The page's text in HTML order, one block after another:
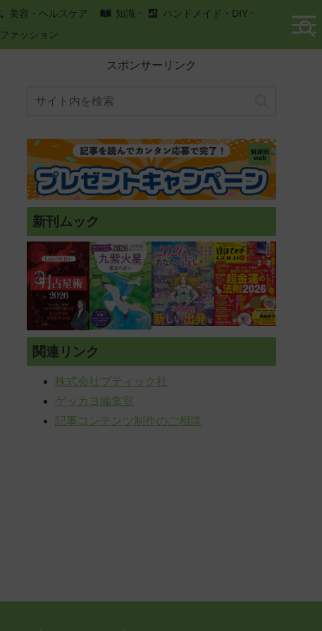
美容・ヘルスケア 知識
ハンドメイド・DIY
ファッション
スポンサーリンク
新刊ムック
関連リンク
株式会社ブティック社
ゲッカヨ編集室
記事コンテンツ制作のご相談